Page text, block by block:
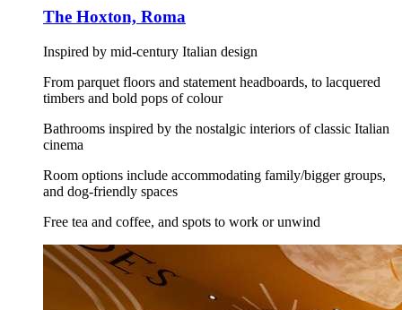
The Hoxton, Roma
Inspired by mid-century Italian design
From parquet floors and statement headboards, to lacquered
timbers and bold pops of colour
Bathrooms inspired by the nostalgic interiors of classic Italian
cinema
Room options include accommodating family/bigger groups,
and dog-friendly spaces
Free tea and coffee, and spots to work or unwind